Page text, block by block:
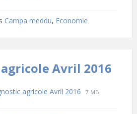
Campa meddu, Economie
Avril 2016
agricole Avril 2016 File
File
7 MB